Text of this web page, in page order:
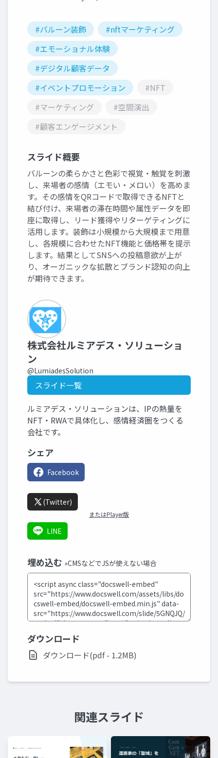
#バルーン装飾
#nftマーケティング
#エモーショナル体験
#デジタル顧客データ
#イベントプロモーション
#NFT
#マーケティング
#空間演出
#顧客エンゲージメント
スライド概要
バルーンの柔らかさと色彩で視覚・触覚を刺激
し、来場者の感情（エモい・メロい）を高めま
す。その感情をQRコードで取得できるNFTと
結び付け、来場者の滞在時間や属性データを即
座に取得し、リード獲得やリターゲティングに
活用します。装飾は小規模から大規模まで用意
し、各規模に合わせたNFT機能と価格帯を提示
します。結果としてSNSへの投稿意欲が上が
り、オーガニックな拡散とブランド認知の向上
が期待できます。
株式会社ルミアデス・ソリューショ
ン
@LumiadesSolution
スライド一覧
ルミアデス・ソリューションは、IPの熱量を
NFT・RWAで具体化し、感情経済圏をつくる
会社です。
シェア
Facebook
(Twitter)
またはPlayer版
LINE
埋め込む »CMSなどでJSが使えない場合
ダウンロード
ダウンロード(pdf - 1.2MB)
関連スライド